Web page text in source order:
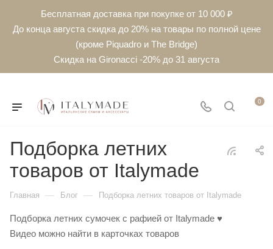
Бесплатная доставка при покупке от 10 000 ₽
До конца августа скидка до 20% на товары по полной цене
(кроме Piquadro и The Bridge)
Скидка на Gironacci -20% до 31 августа
0
Подборка летних
товаров от Italymade
Главная — Блог — Подборка летних товаров от Italymade
Подборка летних сумочек с рафией от Italymade ♥️
Видео можно найти в карточках товаров